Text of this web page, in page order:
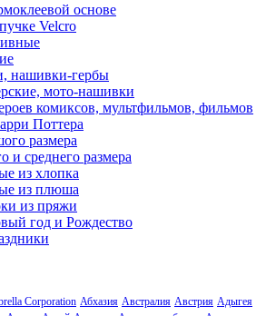
основе
Velcro
нашивки-гербы
мото-нашивки
комиксов, мультфильмов, фильмов
Поттера
размера
и среднего размера
из хлопка
из плюша
из пряжи
год и Рождество
Corporation Абхазия Австралия Австрия Адыгея